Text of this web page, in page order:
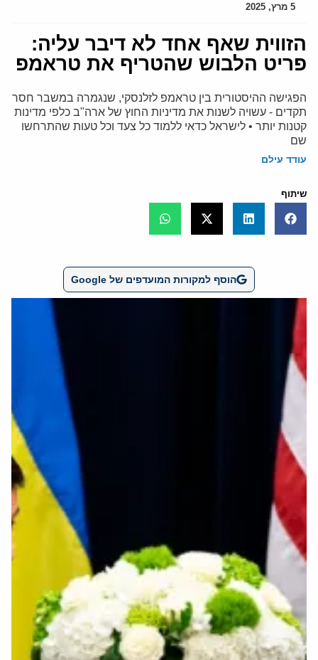
5 מרץ, 2025
הזווית שאף אחד לא דיבר עליה:
פריט הלבוש שהטריף את טראמפ
הפגישה ההיסטורית בין טראמפ לזלנסקי, שנגמרה במשבר חסר
תקדים - עשויה לשנות את מדיניות החוץ של ארה"ב כלפי מדינות
קטנות יותר • לישראל כדאי ללמוד כל צעד וכל טעות שהתרחשו
שם
עודד עילם
שיתוף
הוסף למקורות המועדפים של Google